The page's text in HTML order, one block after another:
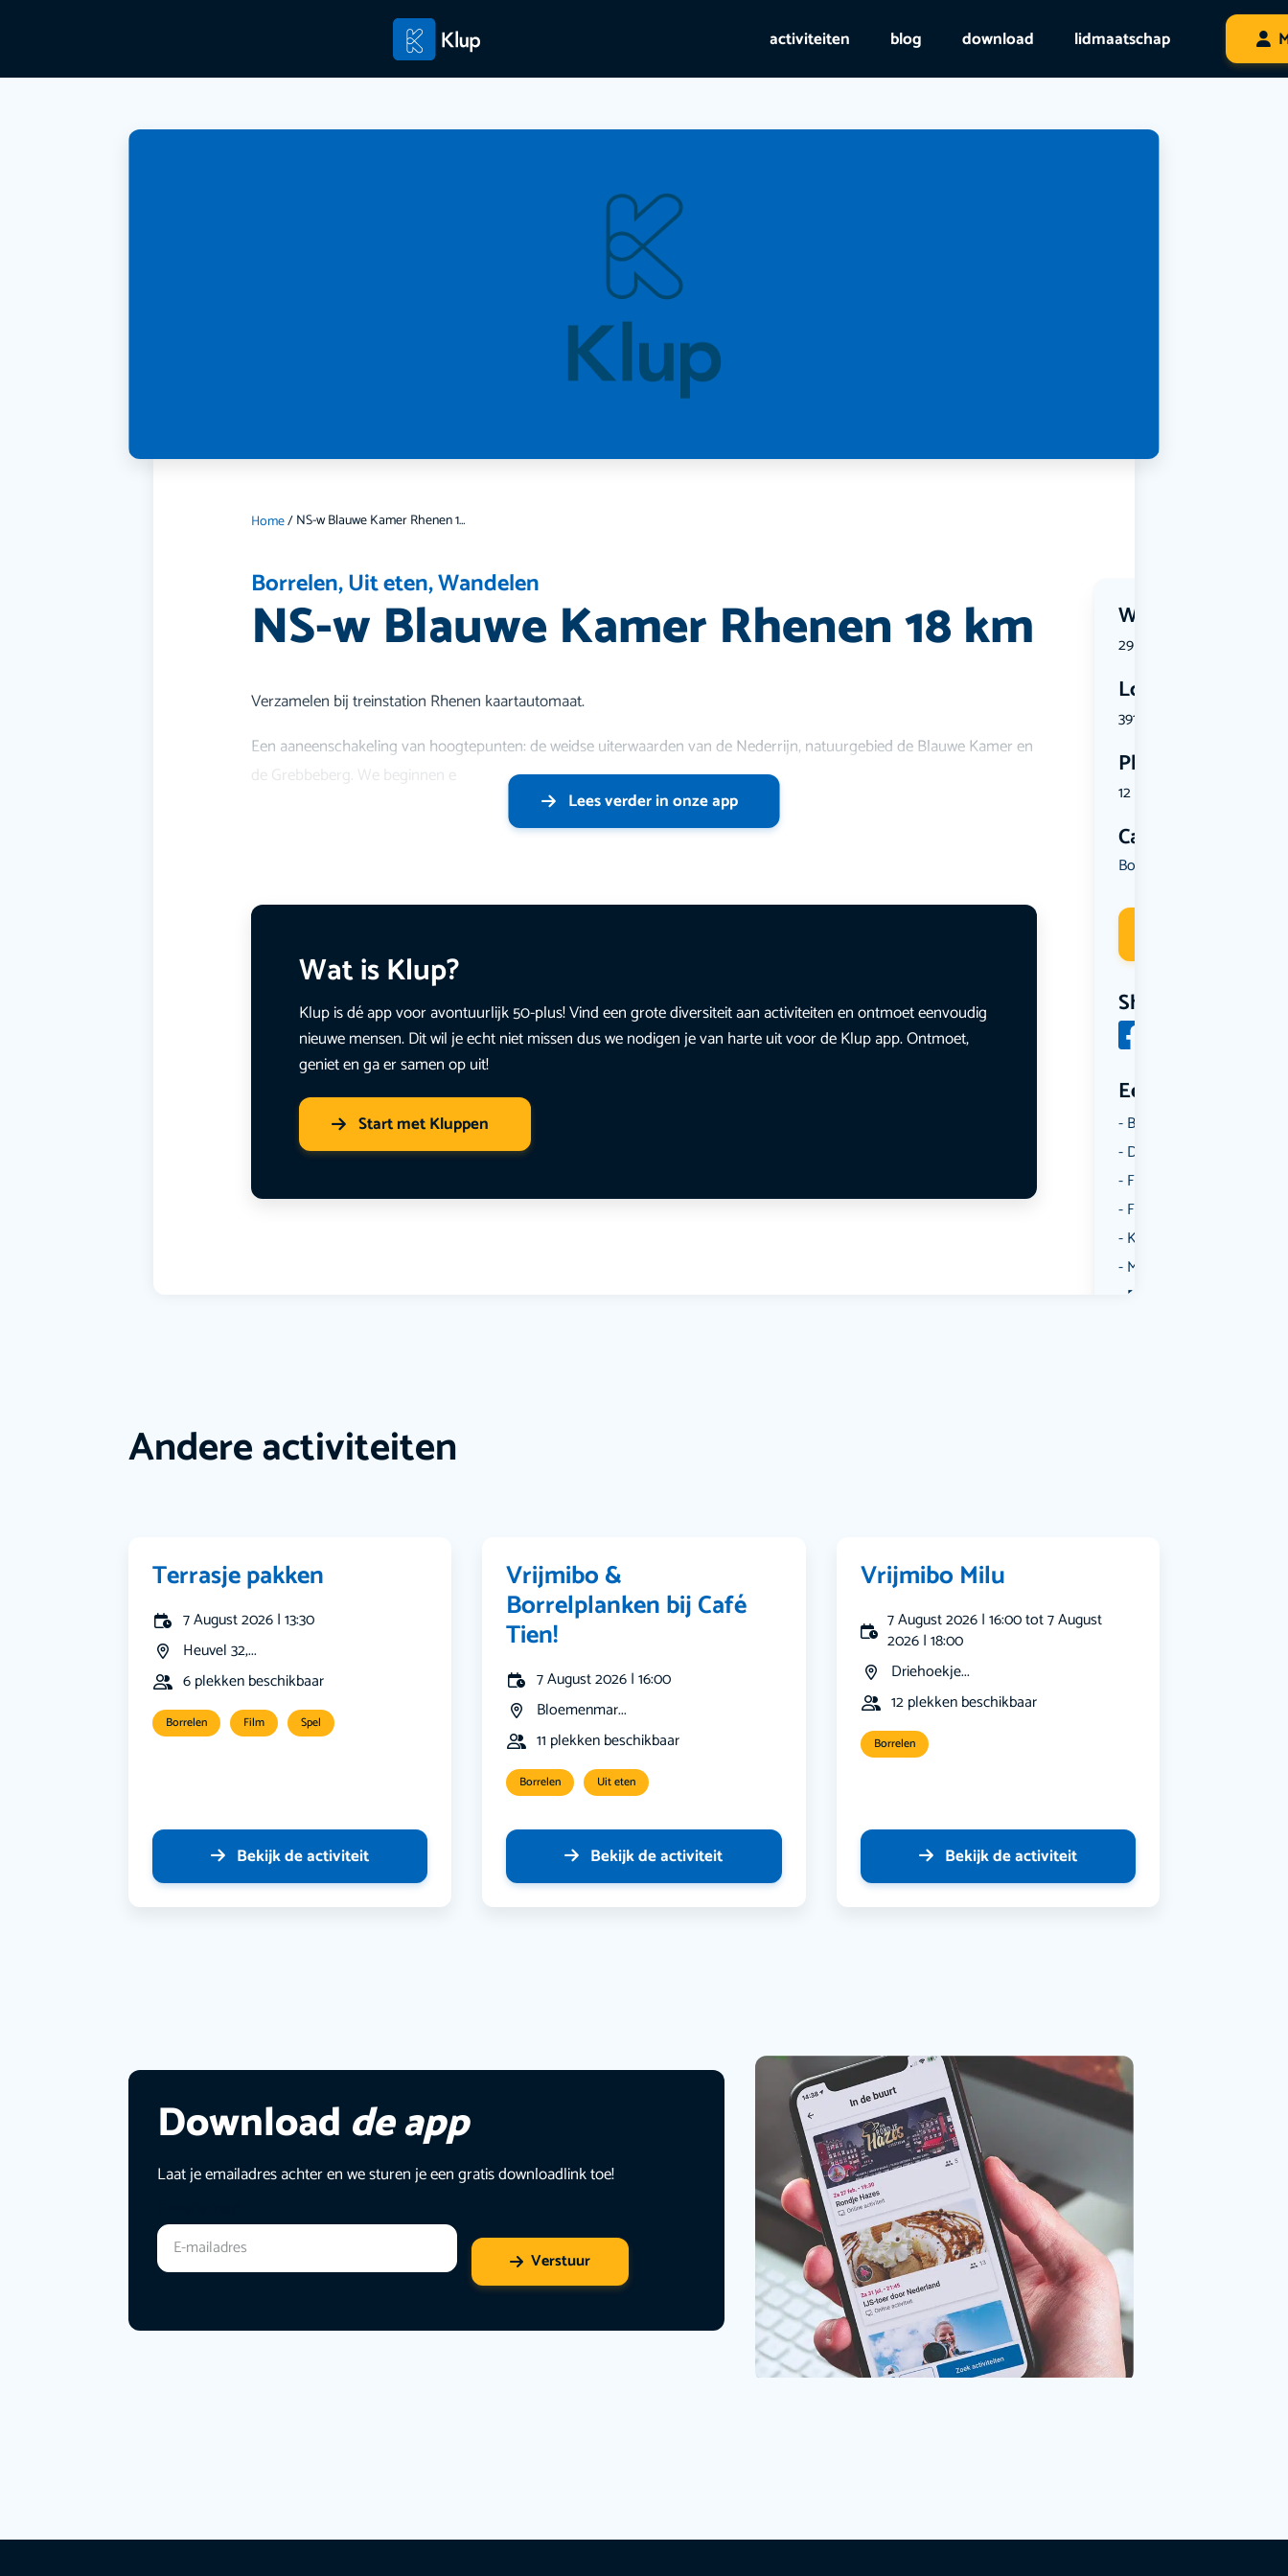
activiteiten blog download lidmaatschap
Home/ NS-w Blauwe Kamer Rhenen 18 km
Borrelen,Uit eten,Wandelen
NS-w Blauwe Kamer Rhenen 18 km Wanneer?
29 August 2026 | 12:00
Locatie
3911 BG Rh...
Plekken
12 plekken beschikbaar
Categorie
Borrelen
Share
Een aantal
Borrelen
Dansen
Fietsen
Film
Kunst & Cultuur
Muziek
Bekijk alle categorieën
Verzamelen bij treinstation Rhenen kaartautomaat.
Een aaneenschakeling van hoogtepunten: de weidse uiterwaarden van de Nederrijn, natuurgebied de Blauwe Kamer en
de Grebbeberg. We beginnen e
Lees verder in onze app
Wat is Klup?
Klup is dé app voor avontuurlijk 50-plus! Vind een grote diversiteit aan activiteiten en ontmoet eenvoudig
nieuwe mensen. Dit wil je echt niet missen dus we nodigen je van harte uit voor de Klup app. Ontmoet,
geniet en ga er samen op uit!
Start met Kluppen
Andere activiteiten
Terrasje pakken
7 August 2026 | 13:30
Heuvel 32,...
6 plekken beschikbaar
Borrelen Film Spel
Bekijk de activiteit
Vrijmibo &
Borrelplanken bij Café
Tien!
7 August 2026 | 16:00
Bloemenmar...
11 plekken beschikbaar
Borrelen Uit eten
Bekijk de activiteit
Vrijmibo Milu
7 August 2026 | 16:00 tot 7 August
2026 | 18:00
Driehoekje...
12 plekken beschikbaar
Borrelen
Bekijk de activiteit
Download de app
Laat je emailadres achter en we sturen je een gratis downloadlink toe!
Verstuur